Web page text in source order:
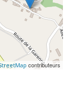
contributeurs